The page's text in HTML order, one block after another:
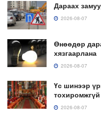
Дараах
2026-08-07
Өнөөдөр
хязгаарлана
2026-08-07
Үс шинээр
тохиромжгүй
2026-08-07